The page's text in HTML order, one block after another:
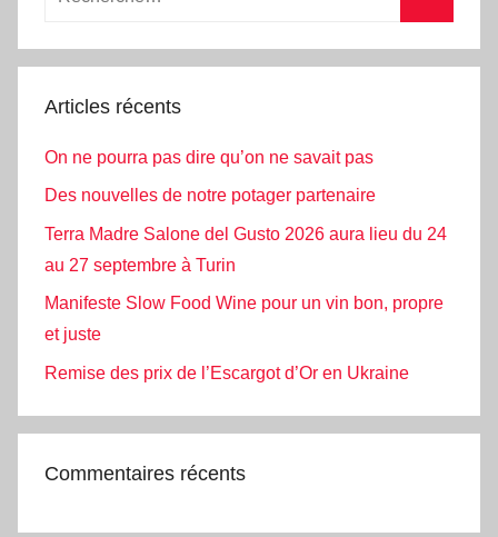
Articles récents
On ne pourra pas dire qu’on ne savait pas
Des nouvelles de notre potager partenaire
Terra Madre Salone del Gusto 2026 aura lieu du 24
au 27 septembre à Turin
Manifeste Slow Food Wine pour un vin bon, propre
et juste
Remise des prix de l’Escargot d’Or en Ukraine
Commentaires récents